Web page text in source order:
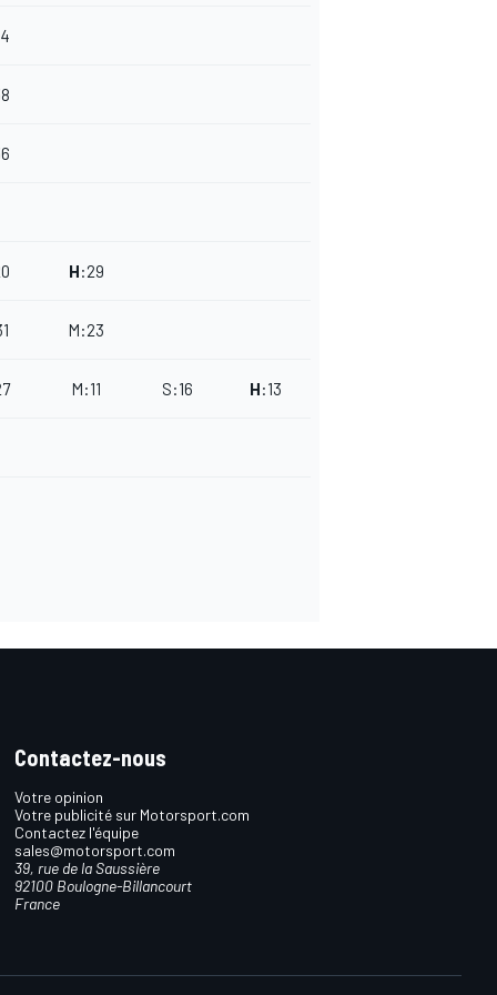
H:29
M:23
M:11 S:16 H:13
Contactez-nous
Votre opinion
Votre publicité sur Motorsport.com
Contactez l'équipe
sales@motorsport.com
39, rue de la Saussière
92100 Boulogne-Billancourt
France